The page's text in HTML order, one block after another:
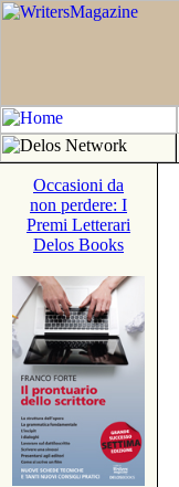
Occasioni da
non perdere: I
Premi Letterari
Delos Books